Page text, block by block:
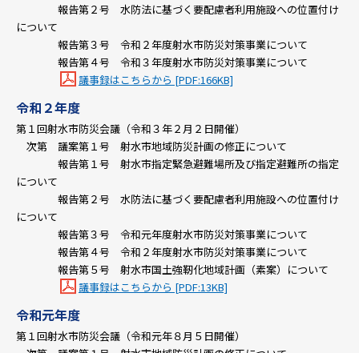
報告第２号 水防法に基づく要配慮者利用施設への位置付け
について
報告第３号 令和２年度射水市防災対策事業について
報告第４号 令和３年度射水市防災対策事業について
議事録はこちらから [PDF:166KB]
令和２年度
第１回射水市防災会議（令和３年２月２日開催）
次第 議案第１号 射水市地域防災計画の修正について
報告第１号 射水市指定緊急避難場所及び指定避難所の指定
について
報告第２号 水防法に基づく要配慮者利用施設への位置付け
について
報告第３号 令和元年度射水市防災対策事業について
報告第４号 令和２年度射水市防災対策事業について
報告第５号 射水市国土強靭化地域計画（素案）について
議事録はこちらから [PDF:13KB]
令和元年度
第１回射水市防災会議（令和元年８月５日開催）